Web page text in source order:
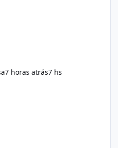
7 horas atrás7 hs